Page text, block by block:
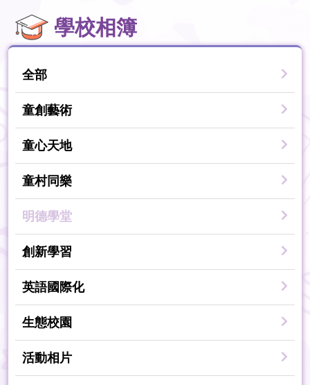
學校相簿
全部
童創藝術
童心天地
童村同樂
明德學堂
創新學習
英語國際化
生態校園
活動相片